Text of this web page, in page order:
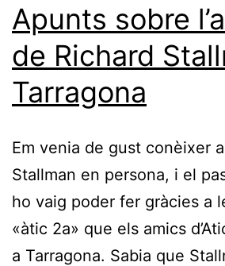
Apunts sobre
de Richard
Tarragona
Em venia de gust conèixer
Stallman en persona, i el
ho vaig poder fer gràcies a
«àtic 2a» que els amics
a Tarragona. Sabia que